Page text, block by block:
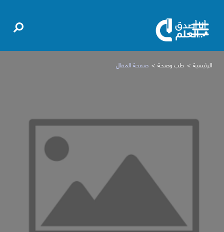
الرئيسية طب وصحة صفحة المقال